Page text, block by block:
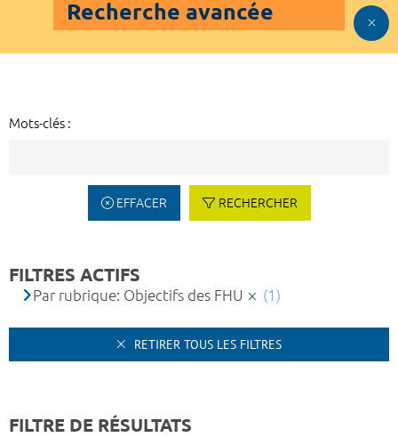
Recherche avancée
Mots-clés :
EFFACER RECHERCHER
FILTRES ACTIFS
Par rubrique: Objectifs des FHU (1)
RETIRER TOUS LES FILTRES
FILTRE DE RÉSULTATS